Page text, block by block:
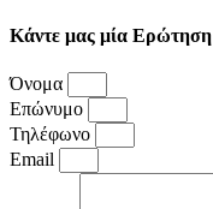
Κάντε μας μία Ερώτηση
Όνομα
Επώνυμο
Τηλέφωνο
Email